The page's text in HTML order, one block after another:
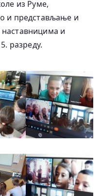
из Руме,
и представљање и
и
разреду.